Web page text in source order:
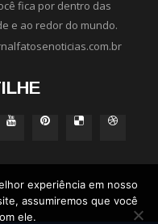
fica por dentro das
e ao redor do mundo.
experiência em nosso
assumiremos que você
ele.